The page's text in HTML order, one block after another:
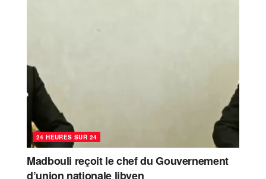
24 HEURES SUR 24
Madbouli reçoit le chef du Gouvernement
d’union nationale libyen